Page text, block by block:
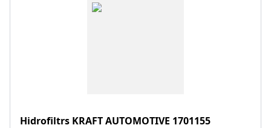
Hidrofiltrs KRAFT AUTOMOTIVE 1701155